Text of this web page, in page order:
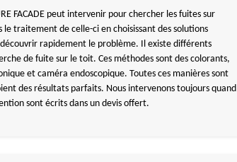
FACADE peut intervenir pour chercher les fuites sur
traitement de celle-ci en choisissant des solutions
rapidement le problème. Il existe différents
de fuite sur le toit. Ces méthodes sont des colorants,
et caméra endoscopique. Toutes ces manières sont
des résultats parfaits. Nous intervenons toujours quand
sont écrits dans un devis offert.